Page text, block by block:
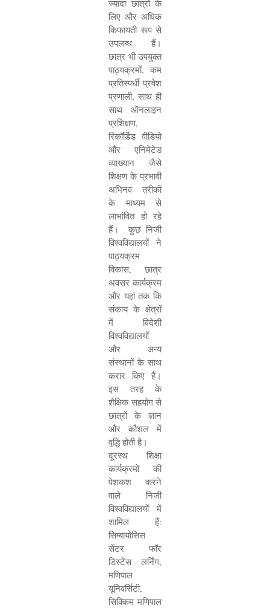
ज्यादा छात्रों के
लिए और अधिक
किफायती रूप से
उपलब्ध हैं।
छात्र भी उपयुक्त
पाठ्यक्रमों, कम
प्रतिस्पर्धी प्रवेश
प्रणाली, साथ ही
साथ ऑनलाइन
प्रशिक्षण,
रिकॉर्डिड वीडियो
और एनिमेटेड
व्याख्यान जैसे
शिक्षण के प्रभावी
अभिनव तरीकों
के माध्यम से
लाभांवित हो रहे
हैं। कुछ निजी
विश्वविद्यालयों ने
पाठ्यक्रम
विकास, छात्र
अवसर कार्यक्रम
और यहां तक कि
संकाय के क्षेत्रों
में विदेशी
विश्वविद्यालयों
और अन्य
संस्थानों के साथ
करार किए हैं।
इस तरह के
शैक्षिक सहयोग से
छात्रों के ज्ञान
और कौशल में
वृद्धि होती है।
दूरस्थ शिक्षा
कार्यक्रमों की
पेशकश करने
वाले निजी
विश्वविद्यालयों में
शामिल हैं:
सिम्बायोसिस
सेंटर फॉर
डिस्टेंस लर्निंग,
मणिपाल
यूनिवर्सिटी,
सिक्किम मणिपाल